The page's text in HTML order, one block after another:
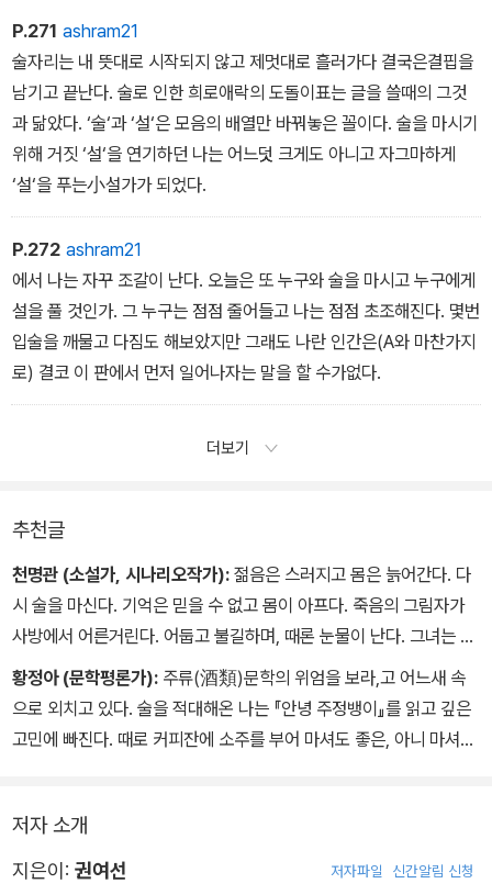
P.271 ashram21
술자리는 내 뜻대로 시작되지 않고 제멋대로 흘러가다 결국은결핍을
남기고 끝난다. 술로 인한 희로애락의 도돌이표는 글을 쓸때의 그것
과 닮았다. ‘술‘과 ‘설‘은 모음의 배열만 바꿔놓은 꼴이다. 술을 마시기
위해 거짓 ‘설‘을 연기하던 나는 어느덧 크게도 아니고 자그마하게
‘설‘을 푸는小설가가 되었다.
P.272 ashram21
에서 나는 자꾸 조갈이 난다. 오늘은 또 누구와 술을 마시고 누구에게
설을 풀 것인가. 그 누구는 점점 줄어들고 나는 점점 초조해진다. 몇번
입술을 깨물고 다짐도 해보았지만 그래도 나란 인간은(A와 마찬가지
로) 결코 이 판에서 먼저 일어나자는 말을 할 수가없다.
더보기
추천글
천명관 (소설가, 시나리오작가): 젊음은 스러지고 몸은 늙어간다. 다
시 술을 마신다. 기억은 믿을 수 없고 몸이 아프다. 죽음의 그림자가
사방에서 어른거린다. 어둡고 불길하며, 때론 눈물이 난다. 그녀는 마
른 팔이 부러져라, 온 힘을 다해 활시위를 당긴다. 아득히 먼 과거에서
지금 여기를 향해. 스러져가는 한 세대의 진혼곡은 그렇게 우리 가슴
에 화살처럼 날아와 박힌다. 이토록 생생한 아픔이라니! 이토록 지독
일이다. 화살촉처럼 선연한 언어들은 여전히 푸르게 살아 있고 그녀
이로운 소명의식이 피 흘리는 예수처럼 숭고하다. 그래서 오래오래
황정아 (문학평론가): 주류(酒類)문학의 위엄을 보라,고 어느새 속
으로 외치고 있다. 술을 적대해온 나는 『안녕 주정뱅이』를 읽고 깊은
고민에 빠진다. 때로 커피잔에 소주를 부어 마셔도 좋은, 아니 마셔야
며 구축한 사랑에 관한 이야기들. 곧 허물어질 것 같은 아슬아슬함을
서늘하게 포착하며 권여선의 화자는 결코 독자의 짐작을 놓치는 법이
저자 소개
지은이: 권여선 저자파일 신간알림 신청